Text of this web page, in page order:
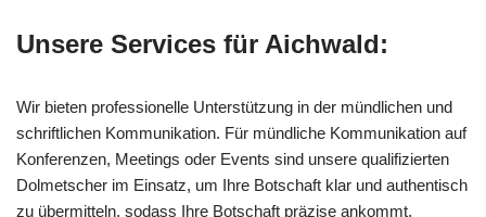
Unsere Services für Aichwald:
Wir bieten professionelle Unterstützung in der mündlichen und
schriftlichen Kommunikation. Für mündliche Kommunikation auf
Konferenzen, Meetings oder Events sind unsere qualifizierten
Dolmetscher im Einsatz, um Ihre Botschaft klar und authentisch
zu übermitteln, sodass Ihre Botschaft präzise ankommt.